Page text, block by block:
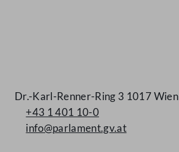
Dr.-Karl-Renner-Ring 3 1017 Wien
+43 1 401 10-0
info@parlament.gv.at